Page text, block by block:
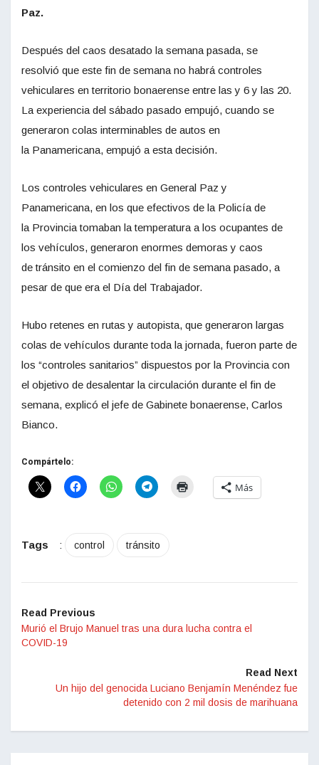
Paz.
Después del caos desatado la semana pasada, se
resolvió que este fin de semana no habrá controles
vehiculares en territorio bonaerense entre las y 6 y las 20.
La experiencia del sábado pasado empujó, cuando se
generaron colas interminables de autos en
la Panamericana, empujó a esta decisión.
Los controles vehiculares en General Paz y
Panamericana, en los que efectivos de la Policía de
la Provincia tomaban la temperatura a los ocupantes de
los vehículos, generaron enormes demoras y caos
de tránsito en el comienzo del fin de semana pasado, a
pesar de que era el Día del Trabajador.
Hubo retenes en rutas y autopista, que generaron largas
colas de vehículos durante toda la jornada, fueron parte de
los “controles sanitarios” dispuestos por la Provincia con
el objetivo de desalentar la circulación durante el fin de
semana, explicó el jefe de Gabinete bonaerense, Carlos
Bianco.
Compártelo:
Más
Tags : control tránsito
Read Previous
Murió el Brujo Manuel tras una dura lucha contra el
COVID-19
Read Next
Un hijo del genocida Luciano Benjamín Menéndez fue
detenido con 2 mil dosis de marihuana